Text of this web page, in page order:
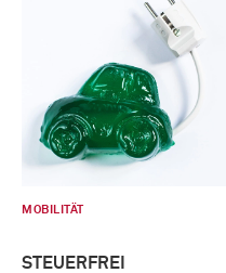
MOBILITÄT
STEUERFREI